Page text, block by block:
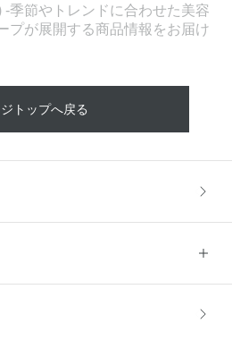
-季節やトレンドに合わせた美容
プが展開する商品情報をお届け
トップへ戻る